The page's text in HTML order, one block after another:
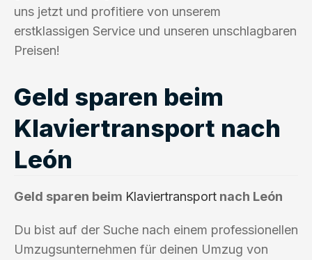
uns jetzt und profitiere von unserem
erstklassigen Service und unseren unschlagbaren
Preisen!
Geld sparen beim
Klaviertransport nach
León
Geld sparen beim Klaviertransport nach León
Du bist auf der Suche nach einem professionellen
Umzugsunternehmen für deinen Umzug von